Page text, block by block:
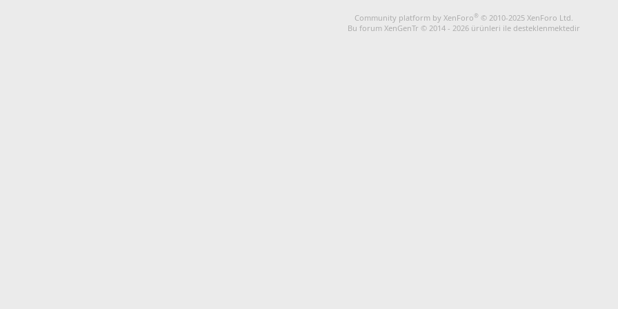
Community platform by XenForo® © 2010-2025 XenForo Ltd.
Bu forum XenGenTr © 2014 - 2026 ürünleri ile desteklenmektedir